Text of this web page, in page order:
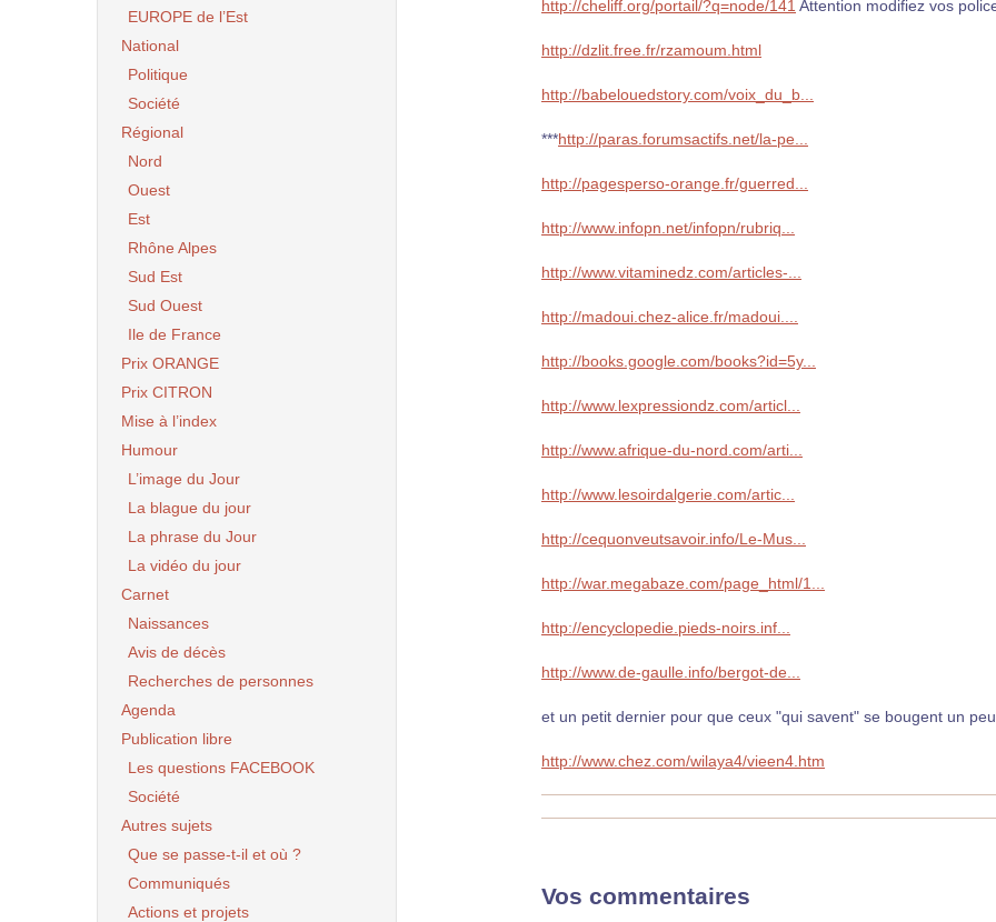
http://cheliff.org/portail/?q=node/141 Attention modifiez vos
http://dzlit.free.fr/rzamoum.html
http://babelouedstory.com/voix_du_b...
***http://paras.forumsactifs.net/la-pe...
http://pagesperso-orange.fr/guerred...
http://www.infopn.net/infopn/rubriq...
http://www.vitaminedz.com/articles-...
http://madoui.chez-alice.fr/madoui....
http://books.google.com/books?id=5y...
http://www.lexpressiondz.com/articl...
http://www.afrique-du-nord.com/arti...
http://www.lesoirdalgerie.com/artic...
http://cequonveutsavoir.info/Le-Mus...
http://war.megabaze.com/page_html/1...
http://encyclopedie.pieds-noirs.inf...
http://www.de-gaulle.info/bergot-de...
et un petit dernier pour que ceux "qui savent" se bougent un
http://www.chez.com/wilaya4/vieen4.htm
Vos commentaires
EUROPE de l’Est
National
Politique
Société
Régional
Nord
Ouest
Est
Rhône Alpes
Sud Est
Sud Ouest
Ile de France
Prix ORANGE
Prix CITRON
Mise à l’index
Humour
L’image du Jour
La blague du jour
La phrase du Jour
La vidéo du jour
Carnet
Naissances
Avis de décès
Recherches de personnes
Agenda
Publication libre
Les questions FACEBOOK
Société
Autres sujets
Que se passe-t-il et où ?
Communiqués
Actions et projets